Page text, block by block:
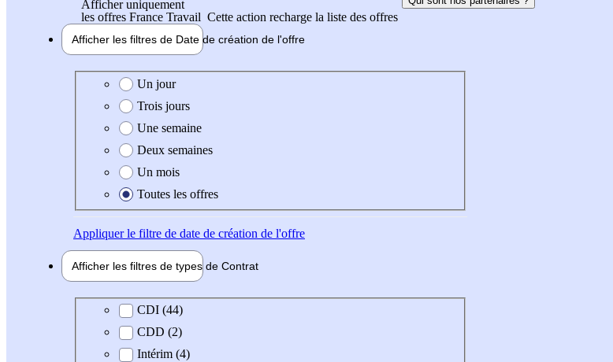
Afficher uniquement
les offres France Travail Cette action recharge la liste des offres
Afficher les filtres de Date de création de l'offre
Date de création de l'offre
Un jour
Trois jours
Une semaine
Deux semaines
Un mois
Toutes les offres
Appliquerle filtre de date de création de l'offre
Afficher les filtres de types de Contrat
Type de contratCDI (44)
CDD (2)
Intérim (4)